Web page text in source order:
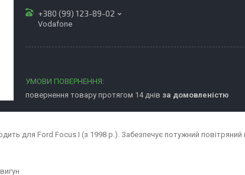
+380 (99) 123-89-02
Vodafone
повернення товару протягом 14 днів за домовленістю
для Ford Focus I (з 1998 р.). Забезпечує потужний повітряний